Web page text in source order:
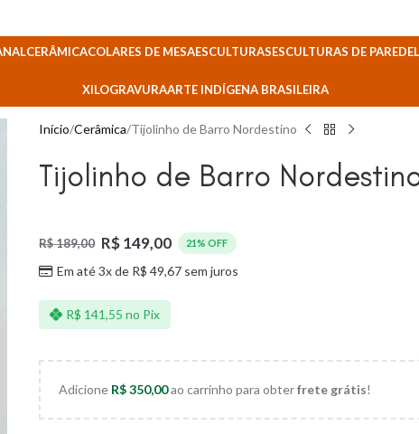
CERÂMICACOLARES DE MESAESCULTURASESCULTURAS DE PAREDE
XILOGRAVURAARTE INDÍGENA BRASILEIRA
Início Cerâmica Tijolinho de Barro Nordestino
Tijolinho de Barro
R$189,00 R$149,00 21% OFF
Em até 3x de R$ 49,67sem juros
R$ 141,55 no Pix
Adicione R$350,00ao carrinho para obterfrete grátis!